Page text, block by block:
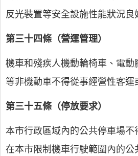
反光裝置等安全設施性能狀況良
第三十四條（營運管理）
機車和殘疾人機動輪椅車、電動
等非機動車不得從事經營性客運
第三十五條（停放要求）
本市行政區域內的公共停車場不
在本市限制機車行駛範圍內的